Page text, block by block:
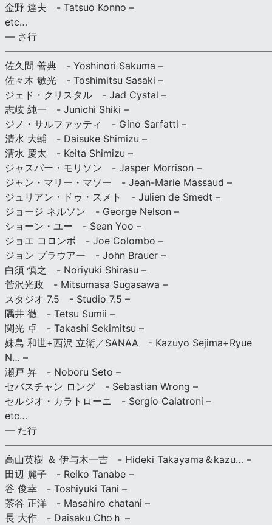
金野 達夫 - Tatsuo Konno –
etc…
— さ行
佐久間 善典 - Yoshinori Sakuma –
佐々木 敏光 - Toshimitsu Sasaki –
ジェド・クリスタル - Jad Cystal –
志岐 純一 - Junichi Shiki –
ジノ・サルファッティ - Gino Sarfatti –
清水 大輔 - Daisuke Shimizu –
清水 慶太 - Keita Shimizu –
ジャスパー・モリソン - Jasper Morrison –
ジャン・マリー・マソー - Jean-Marie Massaud –
ジュリアン・ドゥ・スメト - Julien de Smedt –
ジョージ ネルソン - George Nelson –
ショーン・ユー - Sean Yoo –
ジョエ コロンボ - Joe Colombo –
ジョン ブラウアー - John Brauer –
白須 慎之 - Noriyuki Shirasu –
菅沢光政 - Mitsumasa Sugasawa –
スタジオ 7.5 - Studio 7.5 –
隅井 徹 - Tetsu Sumii –
関光 卓 - Takashi Sekimitsu –
妹島 和世+西沢 立衛／SANAA - Kazuyo Sejima+Ryue
N… –
瀬戸 昇 - Noboru Seto –
セバスチャン ロング - Sebastian Wrong –
セルジオ・カラトローニ - Sergio Calatroni –
etc…
— た行
高山英樹 ＆ 伊与木一吉 - Hideki Takayama＆kazu… –
田辺 麗子 - Reiko Tanabe –
谷 俊幸 - Toshiyuki Tani –
茶谷 正洋 - Masahiro chatani –
長 大作 - Daisaku Choｈ –